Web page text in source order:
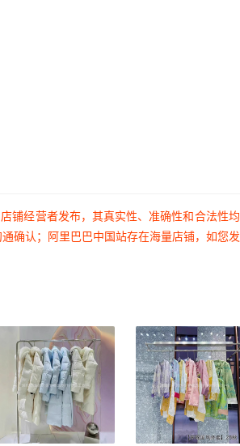
铺经营者发布，其真实性、准确性和合法性
确认；阿里巴巴中国站存在海量店铺，如您